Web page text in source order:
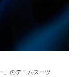
」のデニムスーツ